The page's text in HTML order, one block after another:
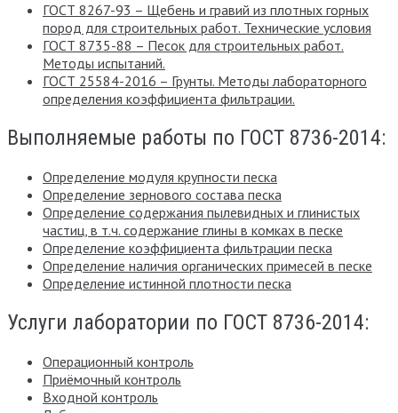
ГОСТ 8267-93 – Щебень и гравий из плотных горных
пород для строительных работ. Технические условия
ГОСТ 8735-88 – Песок для строительных работ.
Методы испытаний.
ГОСТ 25584-2016 – Грунты. Методы лабораторного
определения коэффициента фильтрации.
Выполняемые работы по ГОСТ 8736-2014:
Определение модуля крупности песка
Определение зернового состава песка
Определение содержания пылевидных и глинистых
частиц, в т.ч. содержание глины в комках в песке
Определение коэффициента фильтрации песка
Определение наличия органических примесей в песке
Определение истинной плотности песка
Услуги лаборатории по ГОСТ 8736-2014:
Операционный контроль
Приёмочный контроль
Входной контроль